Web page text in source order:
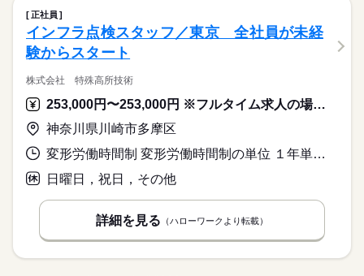
募集条件
大量募集
交通費 履歴書不要
WEB登録
WEB選考完結
就業時間・曜日
残10未満
働き方・環境
［1］08：20～17：20 稼働時間8h（休憩1h） ［2］07：20～1
6：20 稼働時間8h（休憩1h） ■残業平均：0.25h/日 ■シフト：日
勤 休日は会社カレンダーによる。 年末年始・ゴールデンウイー
休日・休暇
５勤２休（土日）
日～翌日の面接が5割 …土日もWEB面接が可能です！ お急ぎ
の方もお気軽にご相談ください。 ●離職率は3.8% …あなたの希
望に合わせて、 キャリアアップできるお仕事を ご紹介する
ことも可能です。
働く人の待遇向上
20代活躍 30代活躍 40代活躍 50代活躍 募集条件
大量募集 交通費
WEB選考完結
社会保険制度 禁煙・分煙 バイク自転車
車OK
まかない
6：20 稼働時間8h（休憩1h） ■残業平均：0.25h/日 ■シフト：日
勤 休日は会社カレンダーによる。 年末年始・ゴールデンウイー
ク・夏季休業あり。
５勤２休（土日）
応募する
正社員
インフラ点検スタッフ／東京 全社員が未経
験からスタート
株式会社 特殊高所技術
253,000円〜253,000円 ※フルタイム求人の場合は月額（換算額）、パート求人の場合は時間額を表示しています。
神奈川県川崎市多摩区
変形労働時間制 変形労働時間制の単位 １年単位 就業時間１ 9時00分〜18時00分 就業時間２ 9時00分〜16時30分 就業時間に関する特記事項 （１）月曜日～金曜日
日曜日，祝日，その他
詳細を見る （ハローワークより転載）